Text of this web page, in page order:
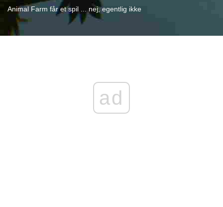
Animal Farm får et spil ... nej, egentlig ikke
ad